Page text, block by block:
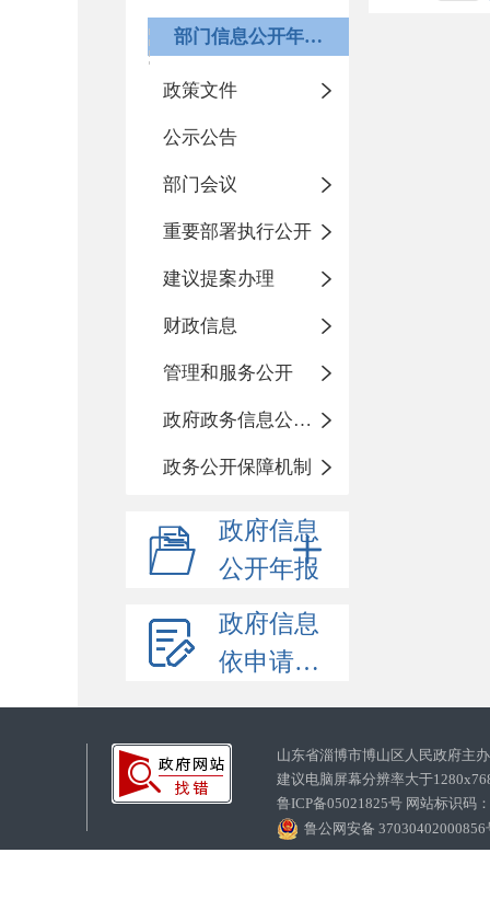
部门信息公开年度报告
政策文件
公示公告
部门会议
重要部署执行公开
建议提案办理
财政信息
管理和服务公开
政府政务信息公开目录
政务公开保障机制
政府信息
公开年报
政府信息
依申请公开
山东省淄博市博山区人民政府
建议电脑屏幕分辨率大于
鲁ICP备05021825号 网站标识码
鲁公网安备 37030402000856